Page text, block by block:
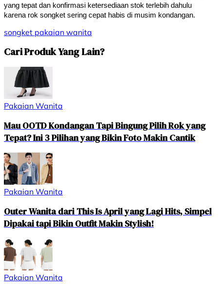
yang tepat dan konfirmasi ketersediaan stok terlebih dahulu
karena rok songket sering cepat habis di musim kondangan.
songket pakaian wanita
Cari Produk Yang Lain?
Pakaian Wanita
Mau OOTD Kondangan Tapi Bingung Pilih Rok yang
Tepat? Ini 3 Pilihan yang Bikin Foto Makin Cantik
Pakaian Wanita
Outer Wanita dari This Is April yang Lagi Hits, Simpel
Dipakai tapi Bikin Outfit Makin Stylish!
Pakaian Wanita